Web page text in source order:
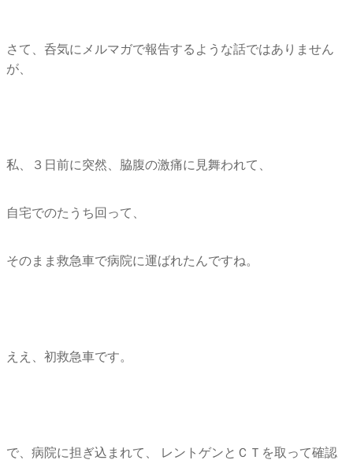
さて、呑気にメルマガで報告するような話ではありません
が、
私、３日前に突然、脇腹の激痛に見舞われて、
自宅でのたうち回って、
そのまま救急車で病院に運ばれたんですね。
ええ、初救急車です。
で、病院に担ぎ込まれて、 レントゲンとＣＴを取って確認